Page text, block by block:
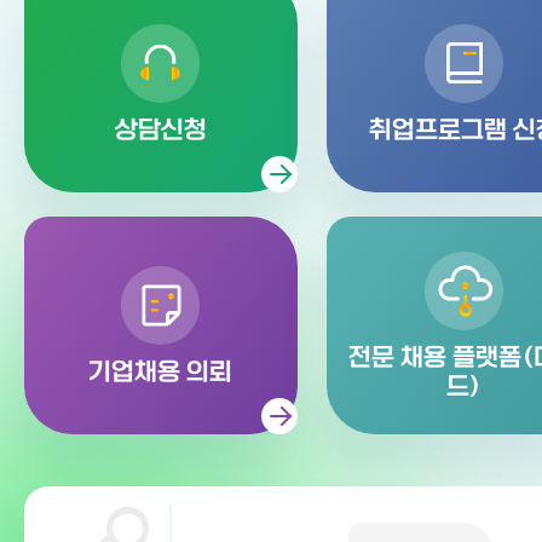
상담신청 취업프로그램 신
기업채용 의뢰
전문 채용 플랫폼(
드)